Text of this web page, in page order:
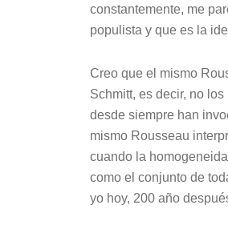
constantemente, me
populista y que es la
Creo que el mismo
Schmitt, es decir, no
desde siempre han
mismo Rousseau
cuando la
como el conjunto de
yo hoy, 200 año